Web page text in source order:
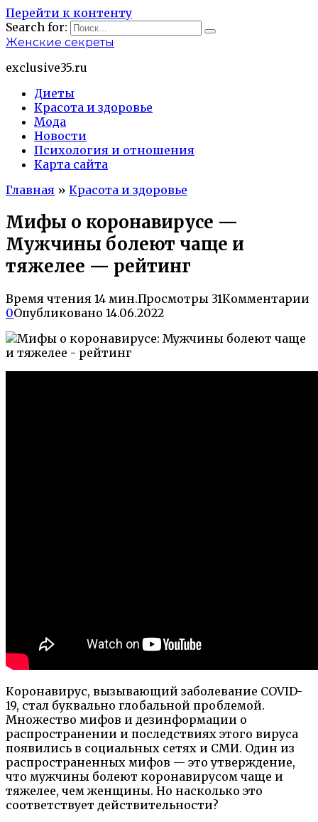
Перейти к контенту
Search for:
Женские секреты
exclusive35.ru
Диеты
Красота и здоровье
Мода
Новости
Психология и отношения
Карта сайта
Главная » Красота и здоровье
Мифы о коронавирусе —
Мужчины болеют чаще и
тяжелее — рейтинг
Время чтения 14 мин.Просмотры 31Комментарии
0Опубликовано 14.06.2022
Коронавирус, вызывающий заболевание COVID-
19, стал буквально глобальной проблемой.
Множество мифов и дезинформации о
распространении и последствиях этого вируса
появились в социальных сетях и СМИ. Один из
распространенных мифов — это утверждение,
что мужчины болеют коронавирусом чаще и
тяжелее, чем женщины. Но насколько это
соответствует действительности?